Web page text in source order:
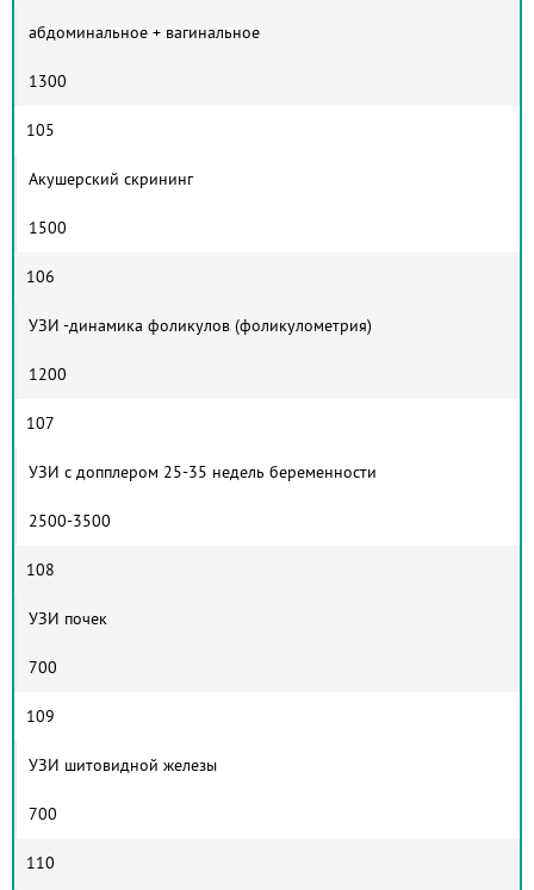
абдоминальное + вагинальное
1300
105
Акушерский скрининг
1500
106
УЗИ -динамика фоликулов (фоликулометрия)
1200
107
УЗИ с допплером 25-35 недель беременности
2500-3500
108
УЗИ почек
700
109
УЗИ шитовидной железы
700
110